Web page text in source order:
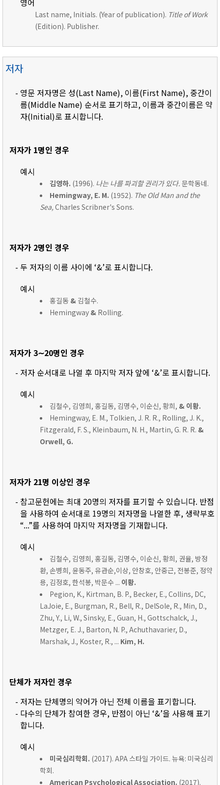
영어
Last name, Initials. (Year of publication). Title of Work
(Edition). Publisher.
저자
- 영문 저자명은 성(Last Name), 이름(First Name), 중간이
름(Middle Name) 순서로 표기하고, 이름과 중간이름은 약
자(Initial)로 표시합니다.
저자가 1명인 경우
예시
김영하. (1996). 나는 나를 파괴할 권리가 있다. 문학동네.
Hemingway, E. M. (1952). The Old Man and the
Sea,Charles Scribner's Sons.
저자가 2명인 경우
- 두 저자의 이름 사이에 ‘&’로 표시합니다.
예시
홍길동 & 김철수.
Hemingway & Rolling.
저자가 3∼20명인 경우
- 저자 순서대로 나열 후 마지막 저자 앞에 ‘&’로 표시합니다.
예시
김철수, 김영희, 홍길동, 김명수, 이순신, 황희, & 이황.
Hemingway, E. M., Tolkien, J. R. R., Rolling, J. K.,
Fitzgerald, F. S., Kleinbaum, N. H., Martin, G. R. R. &
Orwell, G.
저자가 21명 이상인 경우
- 참고문헌에는 최대 20명의 저자를 표기할 수 있습니다. 반점
을 사용하여 순서대로 19명의 저자명을 나열한 후, 생략부호
“...”를 사용하여 마지막 저자명을 기재합니다.
예시
김철수, 김영희, 홍길동, 김명수, 이순신, 황희, 권율, 방정
환, 손병희, 윤동주, 유관순,이상, 안창호, 안중근, 전봉준, 정약
용, 김정호, 한석봉, 박문수 ... 이황.
Pegion, K., Kirtman, B. P., Becker, E., Collins, DC,
LaJoie, E., Burgman, R., Bell, R., DelSole, R., Min, D.,
Zhu, Y., Li, W., Sinsky, E., Guan, H., Gottschalck, J.,
Metzger, E. J., Barton, N. P., Achuthavarier, D.,
Marshak, J., Koster, R., ... Kim, H.
단체가 저자인 경우
- 저자는 단체명의 약어가 아닌 전체 이름을 표기합니다.
- 다수의 단체가 참여한 경우, 반점이 아닌 ‘&’을 사용해 표기
합니다.
예시
미국심리학회. (2017). APA 스타일 가이드. 뉴욕: 미국심리
학회.
American Psychological Association. (2017).